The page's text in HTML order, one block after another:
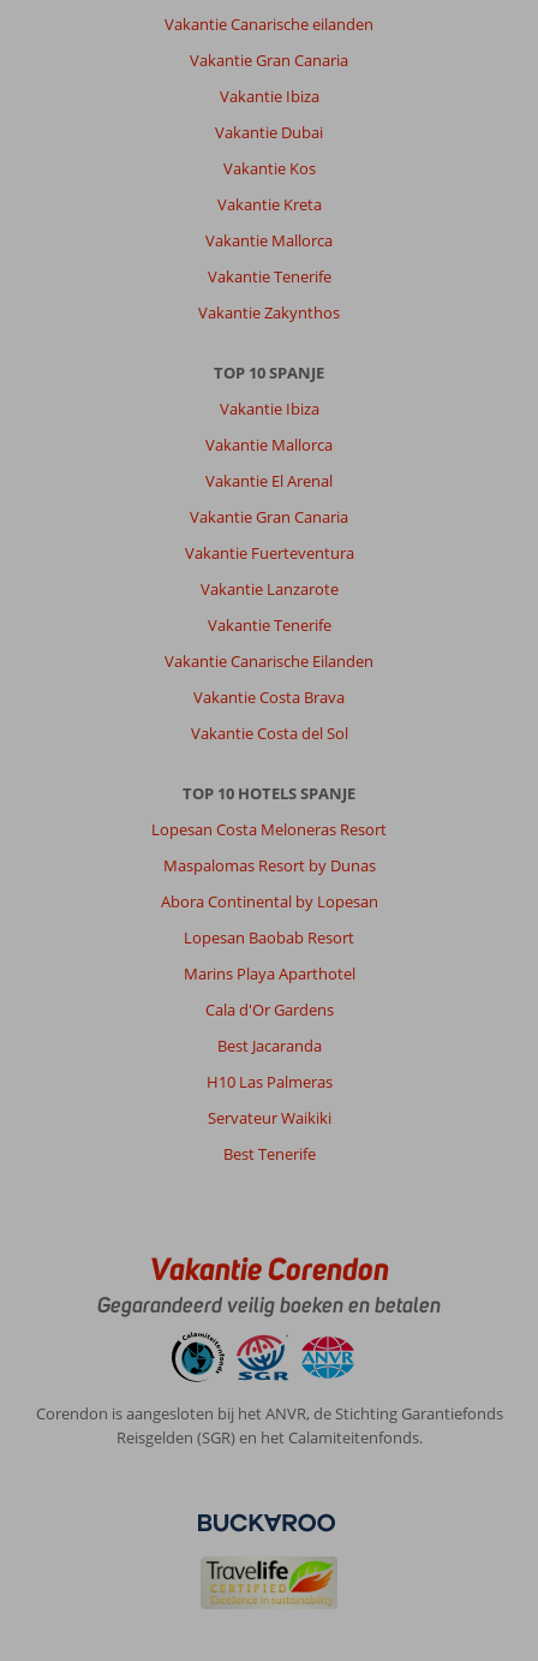
Vakantie Canarische eilanden
Vakantie Gran Canaria
Vakantie Ibiza
Vakantie Dubai
Vakantie Kos
Vakantie Kreta
Vakantie Mallorca
Vakantie Tenerife
Vakantie Zakynthos
TOP 10 SPANJE
Vakantie Ibiza
Vakantie Mallorca
Vakantie El Arenal
Vakantie Gran Canaria
Vakantie Fuerteventura
Vakantie Lanzarote
Vakantie Tenerife
Vakantie Canarische Eilanden
Vakantie Costa Brava
Vakantie Costa del Sol
TOP 10 HOTELS SPANJE
Lopesan Costa Meloneras Resort
Maspalomas Resort by Dunas
Abora Continental by Lopesan
Lopesan Baobab Resort
Marins Playa Aparthotel
Cala d'Or Gardens
Best Jacaranda
H10 Las Palmeras
Servateur Waikiki
Best Tenerife
Vakantie Corendon
Gegarandeerd veilig boeken en betalen
Corendon is aangesloten bij het ANVR, de Stichting Garantiefonds
Reisgelden (SGR) en het Calamiteitenfonds.